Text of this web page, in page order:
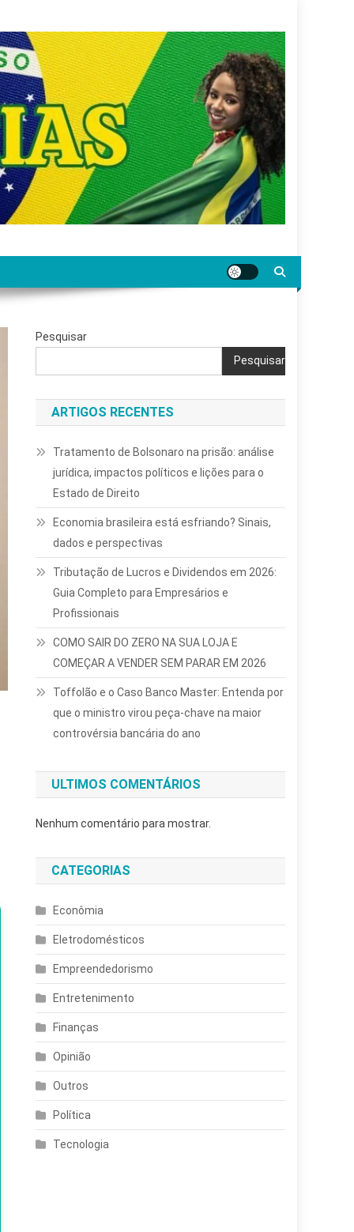
Pesquisar
Pesquisar
ARTIGOS RECENTES
Tratamento de Bolsonaro na prisão: análise
jurídica, impactos políticos e lições para o
Estado de Direito
Economia brasileira está esfriando? Sinais,
dados e perspectivas
Tributação de Lucros e Dividendos em 2026:
Guia Completo para Empresários e
Profissionais
COMO SAIR DO ZERO NA SUA LOJA E
COMEÇAR A VENDER SEM PARAR EM 2026
Toffolão e o Caso Banco Master: Entenda por
que o ministro virou peça-chave na maior
controvérsia bancária do ano
ULTIMOS COMENTÁRIOS
Nenhum comentário para mostrar.
CATEGORIAS
Econômia
Eletrodomésticos
Empreendedorismo
Entretenimento
Finanças
Opinião
Outros
Política
Tecnologia